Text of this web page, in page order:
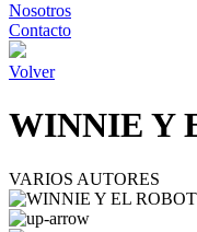
Nosotros
Contacto
Volver
WINNIE Y
VARIOS AUTORES